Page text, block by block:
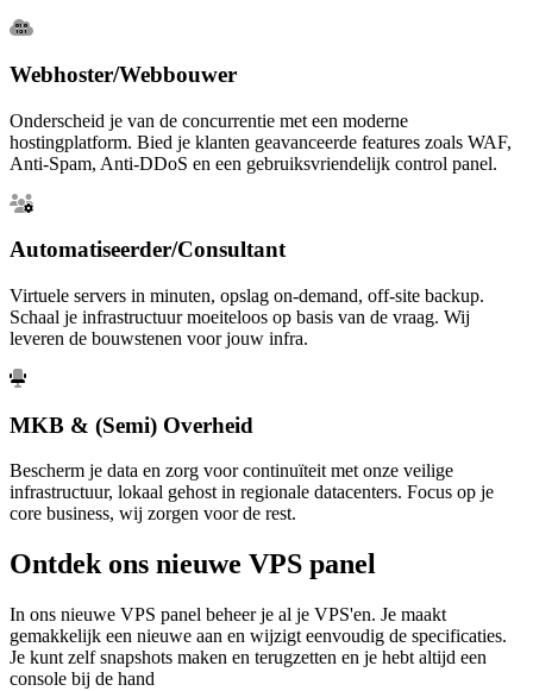
Webhoster/Webbouwer
Onderscheid je van de concurrentie met een moderne
hostingplatform. Bied je klanten geavanceerde features zoals WAF,
Anti-Spam, Anti-DDoS en een gebruiksvriendelijk control panel.
Automatiseerder/Consultant
Virtuele servers in minuten, opslag on-demand, off-site backup.
Schaal je infrastructuur moeiteloos op basis van de vraag. Wij
leveren de bouwstenen voor jouw infra.
MKB & (Semi) Overheid
Bescherm je data en zorg voor continuïteit met onze veilige
infrastructuur, lokaal gehost in regionale datacenters. Focus op je
core business, wij zorgen voor de rest.
Ontdek ons nieuwe VPS panel
In ons nieuwe VPS panel beheer je al je VPS'en. Je maakt
gemakkelijk een nieuwe aan en wijzigt eenvoudig de specificaties.
Je kunt zelf snapshots maken en terugzetten en je hebt altijd een
console bij de hand